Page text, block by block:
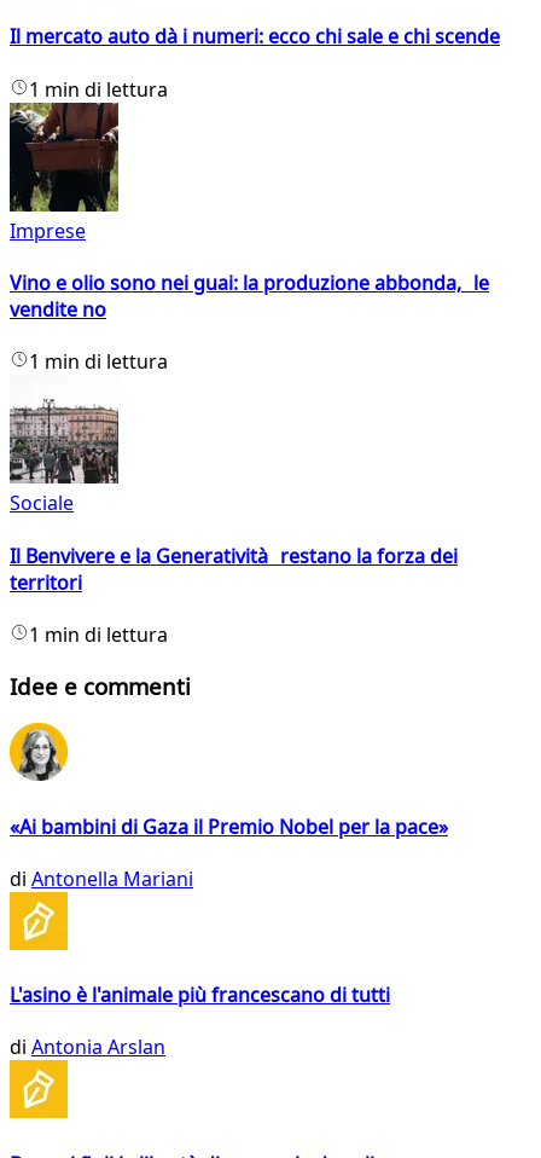
Il mercato auto dà i numeri: ecco chi sale e chi scende
1 min di lettura
Imprese
Vino e olio sono nei guai: la produzione abbonda, le
vendite no
1 min di lettura
Sociale
Il Benvivere e la Generatività restano la forza dei
territori
1 min di lettura
Idee e commenti
«Ai bambini di Gaza il Premio Nobel per la pace»
di Antonella Mariani
L'asino è l'animale più francescano di tutti
di Antonia Arslan